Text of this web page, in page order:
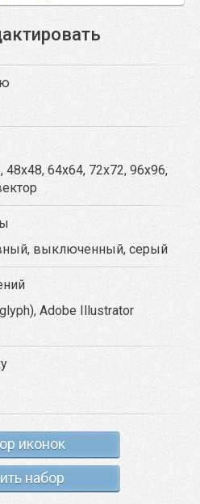
48x48, 64x64, 72x72, 96x96,
выключенный, серый
Adobe Illustrator
иконок
набор